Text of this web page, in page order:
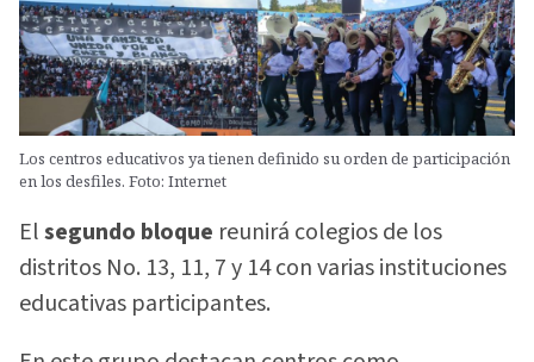
Los centros educativos ya tienen definido su orden de participación
en los desfiles. Foto: Internet
Elsegundo bloque reunirá colegios de los
distritos No. 13, 11, 7 y 14 con varias instituciones
educativas participantes.